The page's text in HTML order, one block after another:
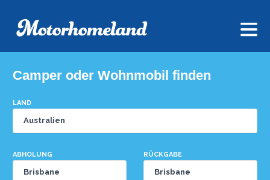
Camper oder Wohnmobil finden
LAND
ABHOLUNG RÜCKGABE